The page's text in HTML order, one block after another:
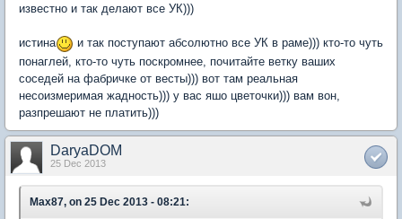
известно и так делают все УК)))
истина
и так поступают абсолютно все УК в раме))) кто-то чуть
понаглей, кто-то чуть поскромнее, почитайте ветку ваших
соседей на фабричке от весты))) вот там реальная
несоизмеримая жадность))) у вас яшо цветочки))) вам вон,
разпрешают не платить)))
DaryaDOM
25 Dec 2013
Max87, on 25 Dec 2013 - 08:21: